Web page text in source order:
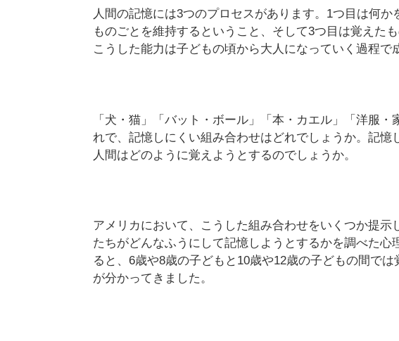
人間の記憶には3つのプロセスがあります。1つ目は何
ものごとを維持するということ、そして3つ目は覚えた
こうした能力は子どもの頃から大人になっていく過程で
「犬・猫」「バット・ボール」「本・カエル」「洋服
れで、記憶しにくい組み合わせはどれでしょうか。記憶
人間はどのように覚えようとするのでしょうか。
アメリカにおいて、こうした組み合わせをいくつか提示
たちがどんなふうにして記憶しようとするかを調べた心
ると、6歳や8歳の子どもと10歳や12歳の子どもの間で
が分かってきました。